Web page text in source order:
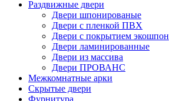
Раздвижные двери
Двери шпонированые
Двери с пленкой ПВХ
Двери с покрытием экошпон
Двери ламинированные
Двери из массива
Двери ПРОВАНС
Межкомнатные арки
Скрытые двери
Фурнитура